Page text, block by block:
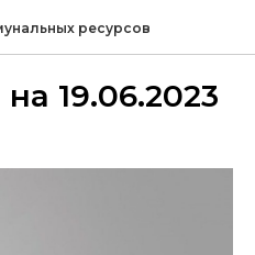
ресурсов
19.06.2023